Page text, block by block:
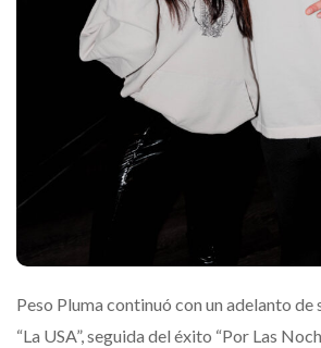
Peso Pluma continuó con un adelanto de
“La USA”, seguida del éxito “Por Las